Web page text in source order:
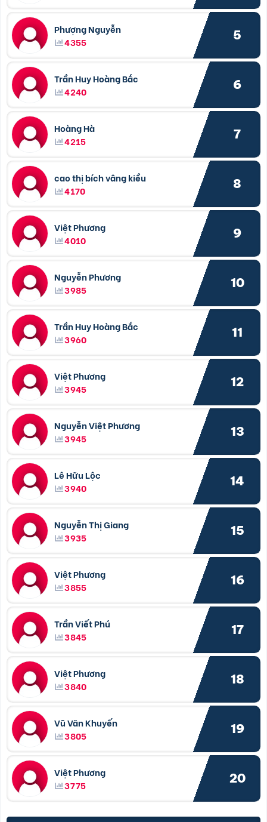
Phượng Nguyễn
4355
5
Trần Huy Hoàng Bắc
4240
6
Hoàng Hà
4215
7
cao thị bích vâng kiều
4170
8
Việt Phương
4010
9
Nguyễn Phương
3985
10
Trần Huy Hoàng Bắc
3960
11
Việt Phương
3945
12
Nguyễn Việt Phương
3945
13
Lê Hữu Lộc
3940
14
Nguyễn Thị Giang
3935
15
Việt Phương
3855
16
Trần Viết Phú
3845
17
Việt Phương
3840
18
Vũ Văn Khuyến
3805
19
Việt Phương
3775
20